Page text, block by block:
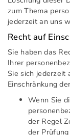
zum Thema
jederzeit an uns
Recht auf
Sie haben das
Ihrer
Sie sich jederzeit
Einschränkung
Wenn Sie
der Regel
der